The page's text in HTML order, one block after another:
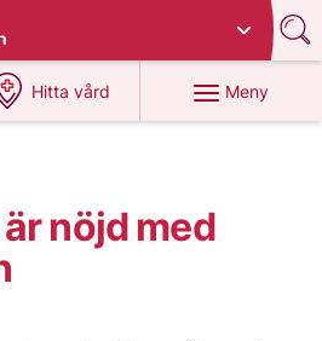
Hitta vård
på 1177.se
Meny
nöjd med